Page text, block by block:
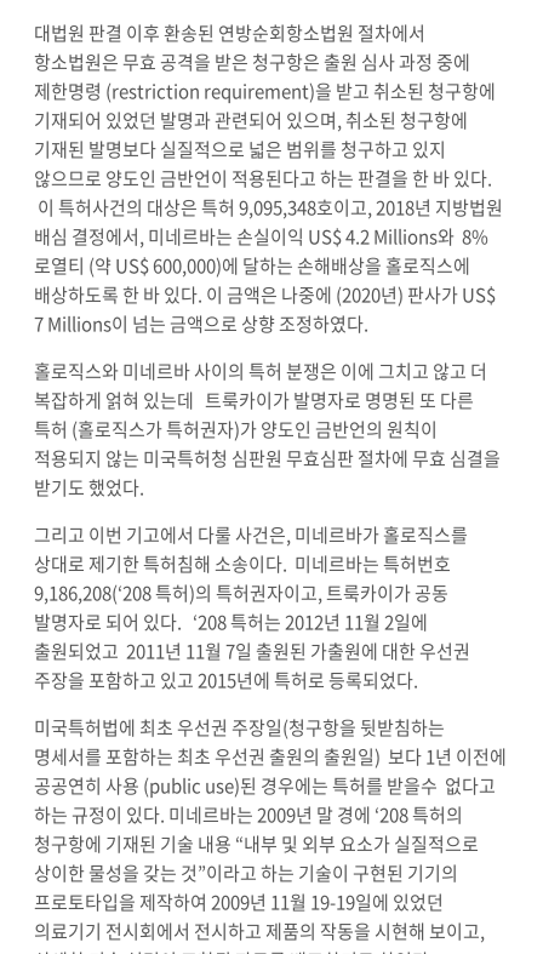
대법원 판결 이후 환송된 연방순회항소법원 절차에서
항소법원은 무효 공격을 받은 청구항은 출원 심사 과정 중에
제한명령 (restriction requirement)을 받고 취소된 청구항에
기재되어 있었던 발명과 관련되어 있으며, 취소된 청구항에
기재된 발명보다 실질적으로 넓은 범위를 청구하고 있지
않으므로 양도인 금반언이 적용된다고 하는 판결을 한 바 있다.
이 특허사건의 대상은 특허 9,095,348호이고, 2018년 지방법원
배심 결정에서, 미네르바는 손실이익 US$ 4.2 Millions와 8%
로열티 (약 US$ 600,000)에 달하는 손해배상을 홀로직스에
배상하도록 한 바 있다. 이 금액은 나중에 (2020년) 판사가 US$
7 Millions이 넘는 금액으로 상향 조정하였다.
홀로직스와 미네르바 사이의 특허 분쟁은 이에 그치고 않고 더
복잡하게 얽혀 있는데 트룩카이가 발명자로 명명된 또 다른
특허 (홀로직스가 특허권자)가 양도인 금반언의 원칙이
적용되지 않는 미국특허청 심판원 무효심판 절차에 무효 심결을
받기도 했었다.
그리고 이번 기고에서 다룰 사건은, 미네르바가 홀로직스를
상대로 제기한 특허침해 소송이다. 미네르바는 특허번호
9,186,208(‘208 특허)의 특허권자이고, 트룩카이가 공동
발명자로 되어 있다. ‘208 특허는 2012년 11월 2일에
출원되었고 2011년 11월 7일 출원된 가출원에 대한 우선권
주장을 포함하고 있고 2015년에 특허로 등록되었다.
미국특허법에 최초 우선권 주장일(청구항을 뒷받침하는
명세서를 포함하는 최초 우선권 출원의 출원일) 보다 1년 이전에
공공연히 사용 (public use)된 경우에는 특허를 받을수 없다고
하는 규정이 있다. 미네르바는 2009년 말 경에 ‘208 특허의
청구항에 기재된 기술 내용 “내부 및 외부 요소가 실질적으로
상이한 물성을 갖는 것”이라고 하는 기술이 구현된 기기의
프로토타입을 제작하여 2009년 11월 19-19일에 있었던
의료기기 전시회에서 전시하고 제품의 작동을 시현해 보이고,